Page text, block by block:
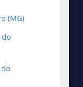
(MG)
do